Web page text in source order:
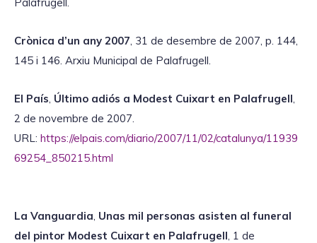
Crònica d’un any 2007, 31 de desembre de 2007, p. 144,
145 i 146. Arxiu Municipal de Palafrugell.
El País, Último adiós a Modest Cuixart en Palafrugell,
2 de novembre de 2007.
URL: https://elpais.com/diario/2007/11/02/catalunya/11939
69254_850215.html
La Vanguardia, Unas mil personas asisten al funeral
del pintor Modest Cuixart en Palafrugell, 1 de